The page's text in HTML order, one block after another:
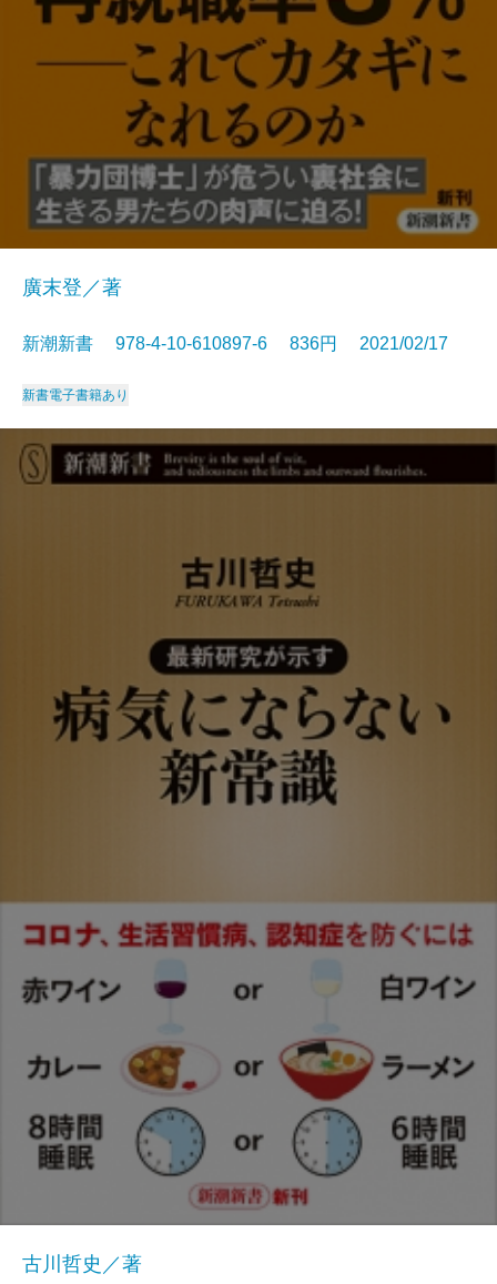
廣末登／著
新潮新書 978-4-10-610897-6 836円 2021/02/17
新書電子書籍あり
古川哲史／著